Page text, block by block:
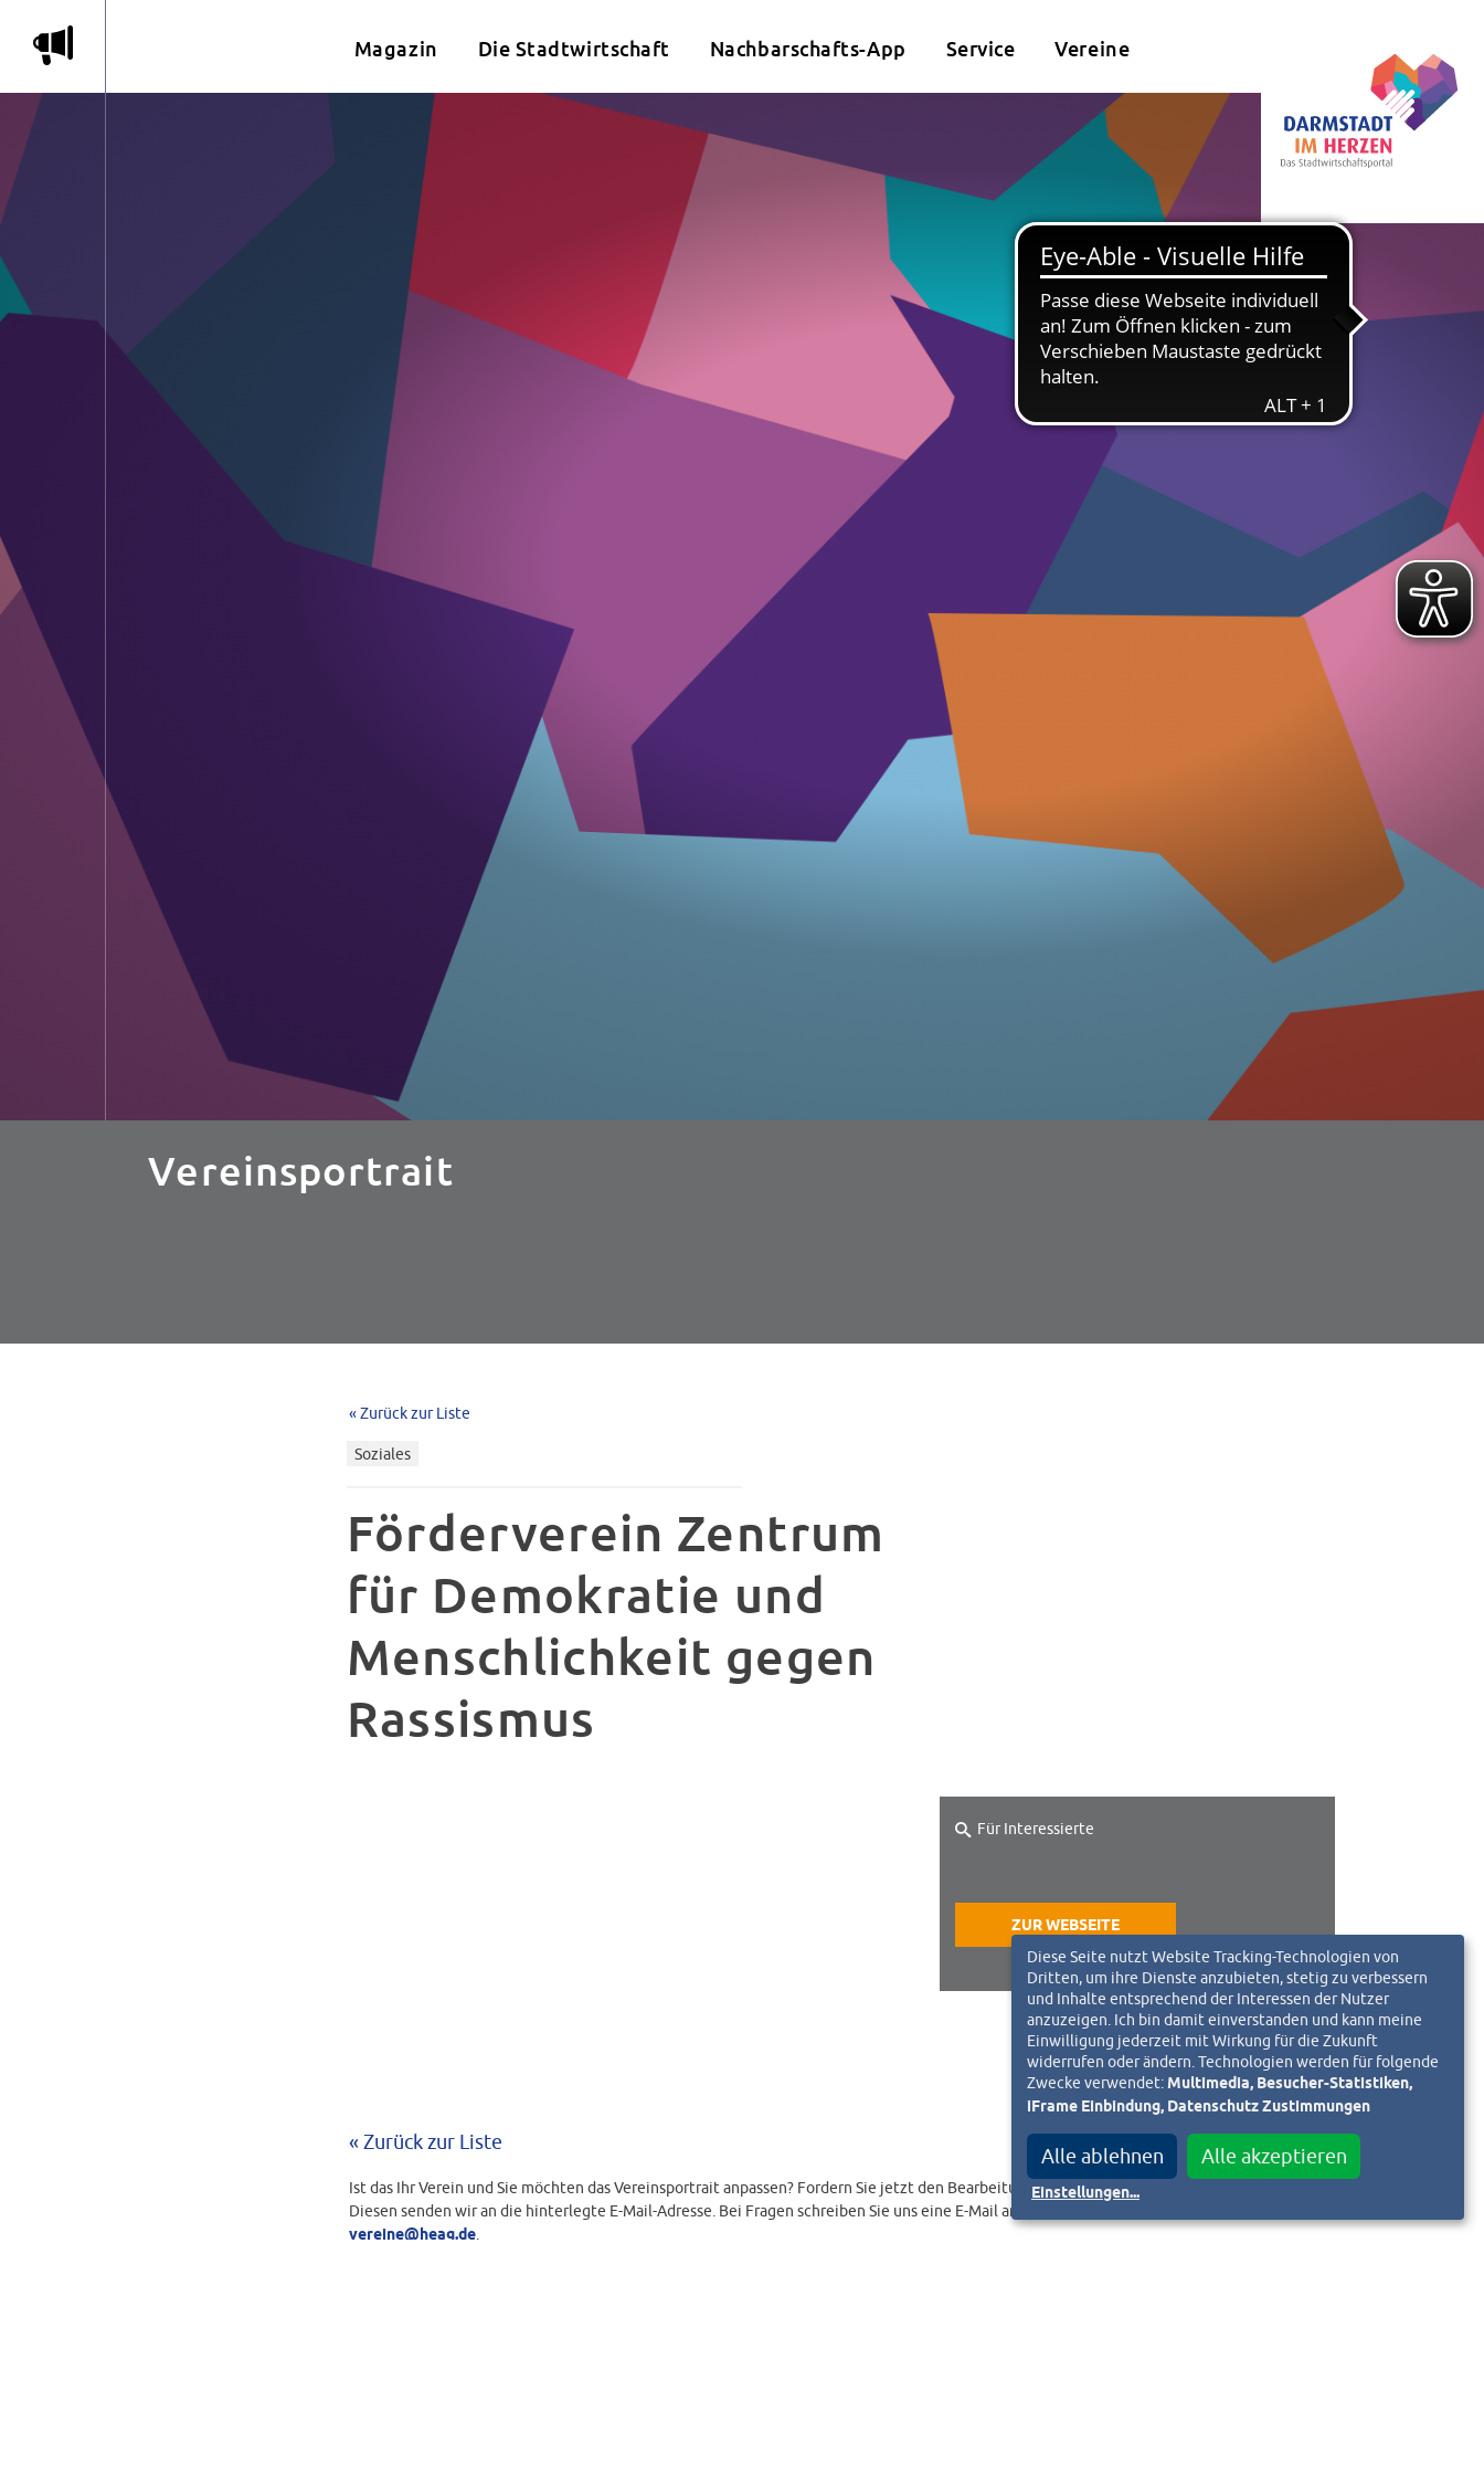
m Magazin Die Stadtwirtschaft Nachbarschafts-App Service Vereine
Vereinsportrait
« Zurück zur Liste
Soziales
Förderverein Zentrum
für Demokratie und
Menschlichkeit gegen
Rassismus
Für Interessierte
ZUR WEBSEITE
« Zurück zur Liste
Ist das Ihr Verein und Sie möchten das Vereinsportrait anpassen? Fordern Sie jetzt den Bearbeitungslink an.
Diesen senden wir an die hinterlegte E-Mail-Adresse. Bei Fragen schreiben Sie uns eine E-Mail an
vereine@heag.de.
Diese Seite nutzt Website Tracking-Technologien von
Dritten, um ihre Dienste anzubieten, stetig zu verbessern
und Inhalte entsprechend der Interessen der Nutzer
anzuzeigen. Ich bin damit einverstanden und kann meine
Einwilligung jederzeit mit Wirkung für die Zukunft
widerrufen oder ändern. Technologien werden für folgende
Zwecke verwendet:Multimedia, Besucher-Statistiken,
iFrame Einbindung, Datenschutz Zustimmungen
Alle ablehnen Alle akzeptieren
Einstellungen...